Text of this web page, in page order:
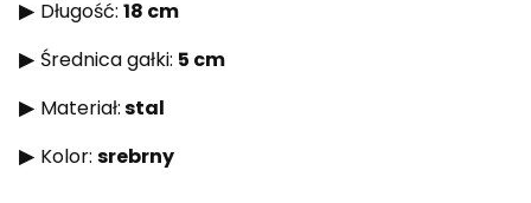
▶ Długość: 18 cm
▶ Średnica gałki: 5 cm
▶ Materiał:stal
▶ Kolor: srebrny